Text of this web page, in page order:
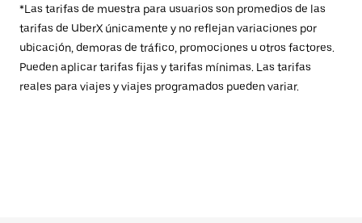
*Las tarifas de muestra para usuarios son promedios de las
tarifas de UberX únicamente y no reflejan variaciones por
ubicación, demoras de tráfico, promociones u otros factores.
Pueden aplicar tarifas fijas y tarifas mínimas. Las tarifas
reales para viajes y viajes programados pueden variar.